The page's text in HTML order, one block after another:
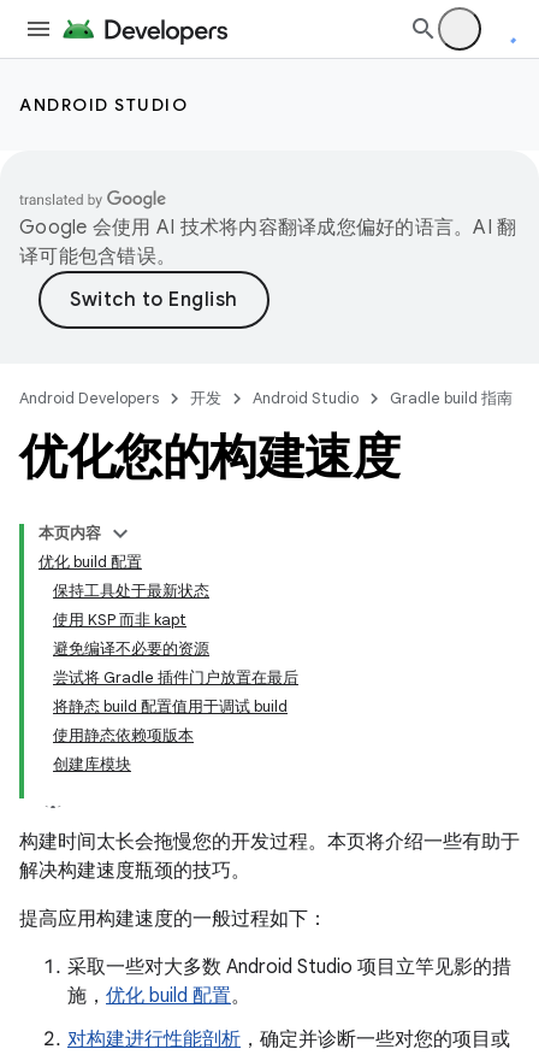
ANDROID STUDIO
Google 会使用 AI 技术将内容翻译成您偏好的语言。AI 翻
译可能包含错误。
Android Developers 开发 Android Studio Gradle build 指南
优化您的构建速度
本页内容
优化 build 配置
保持工具处于最新状态
使用 KSP 而非 kapt
避免编译不必要的资源
尝试将 Gradle 插件门户放置在最后
将静态 build 配置值用于调试 build
使用静态依赖项版本
创建库模块
构建时间太长会拖慢您的开发过程。本页将介绍一些有助于
解决构建速度瓶颈的技巧。
提高应用构建速度的一般过程如下：
采取一些对大多数 Android Studio 项目立竿见影的措
施， 优化 build 配置。
对构建进行性能剖析 ，确定并诊断一些对您的项目或